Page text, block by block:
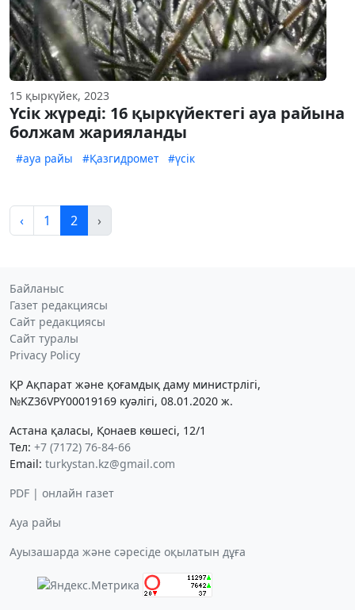
15 қыркүйек, 2023
Үсік жүреді: 16 қыркүйектегі ауа райына
болжам жарияланды
#ауа райы #Қазгидромет #үсік
‹ 1 2 ›
Байланыс
Газет редакциясы
Сайт редакциясы
Сайт туралы
Privacy Policy
ҚР Ақпарат және қоғамдық даму министрлігі,
№KZ36VPY00019169 куәлігі, 08.01.2020 ж.
Астана қаласы, Қонаев көшесі, 12/1
Тел: +7 (7172) 76-84-66
Email: turkystan.kz@gmail.com
PDF | онлайн газет
Ауа райы
Ауызашарда және сәресіде оқылатын дұға